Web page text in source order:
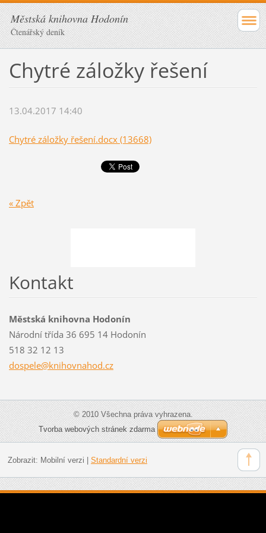
Městská knihovna Hodonín
Čtenářský deník
Chytré záložky řešení
13.04.2017 14:40
Chytré záložky řešení.docx (13668)
« Zpět
Kontakt
Městská knihovna Hodonín
Národní třída 36 695 14 Hodonín
518 32 12 13
dospele@knihovnahod.cz
© 2010 Všechna práva vyhrazena.
Tvorba webových stránek zdarma
Zobrazit: Mobilní verzi Standardní verzi